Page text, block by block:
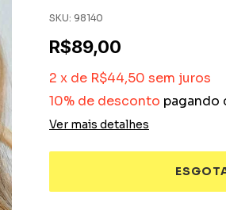
SKU: 98140
R$89,00
2 x de R$44,50 sem juros
10% de desconto pagando
Ver mais detalhes